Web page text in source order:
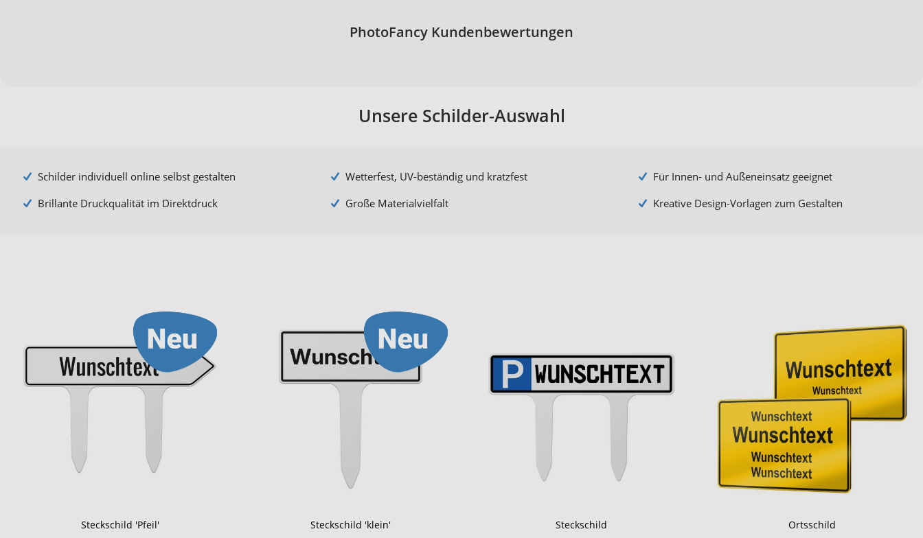
PhotoFancy Kundenbewertungen
Unsere Schilder-Auswahl
Schilder individuell online selbst gestalten
Brillante Druckqualität im Direktdruck
Wetterfest, UV-beständig und kratzfest
Große Materialvielfalt
Für Innen- und Außeneinsatz geeignet
Kreative Design-Vorlagen zum Gestalten
Steckschild 'Pfeil' Steckschild 'klein' Steckschild Ortsschild